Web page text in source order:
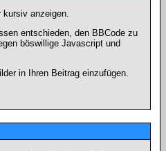
kursiv anzeigen.
entschieden, den BBCode zu
böswillige Javascript und
in Ihren Beitrag einzufügen.